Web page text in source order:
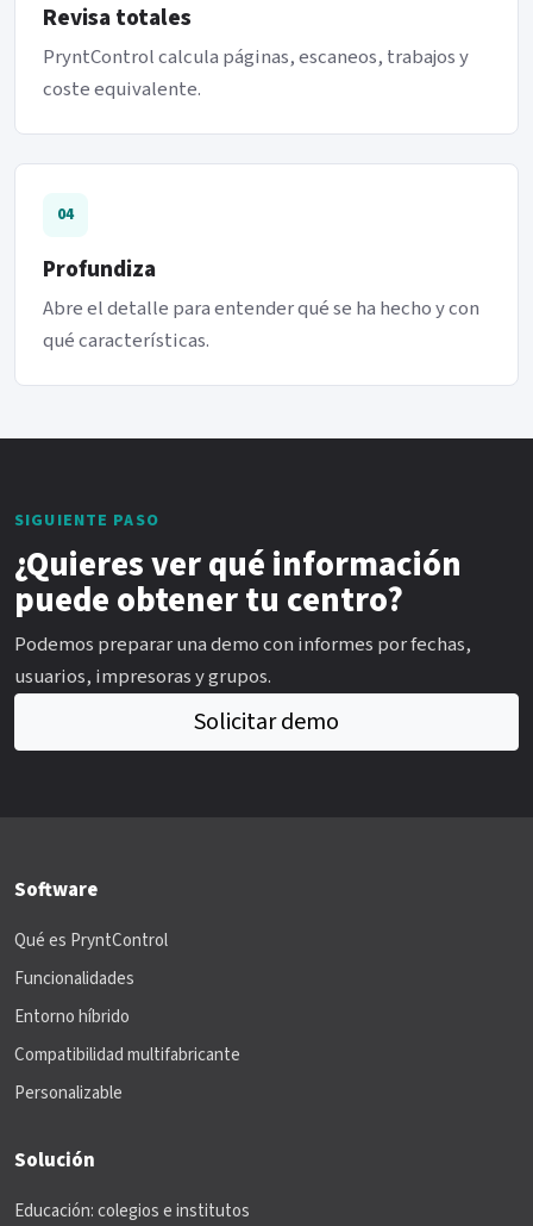
Revisa totales
PryntControl calcula páginas, escaneos, trabajos y
coste equivalente.
04
Profundiza
Abre el detalle para entender qué se ha hecho y con
qué características.
SIGUIENTE PASO
¿Quieres ver qué información
puede obtener tu centro?
Podemos preparar una demo con informes por fechas,
usuarios, impresoras y grupos.
Solicitar demo
Software
Qué es PryntControl
Funcionalidades
Entorno híbrido
Compatibilidad multifabricante
Personalizable
Solución
Educación: colegios e institutos